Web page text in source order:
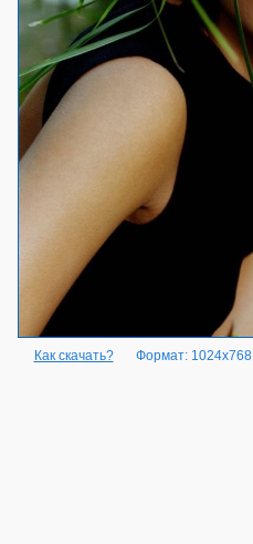
Как скачать? Формат: 1024x768